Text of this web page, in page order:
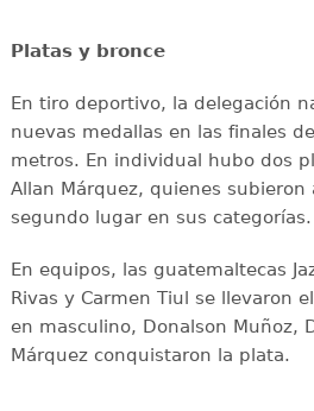
Platas y bronce
En tiro deportivo, la delegación
nuevas medallas en las finales
metros. En individual hubo dos
Allan Márquez, quienes
segundo lugar en sus categorías.
En equipos, las guatemaltecas
Rivas y Carmen Tiul se llevaron
en masculino, Donalson Muñoz,
Márquez conquistaron la plata.